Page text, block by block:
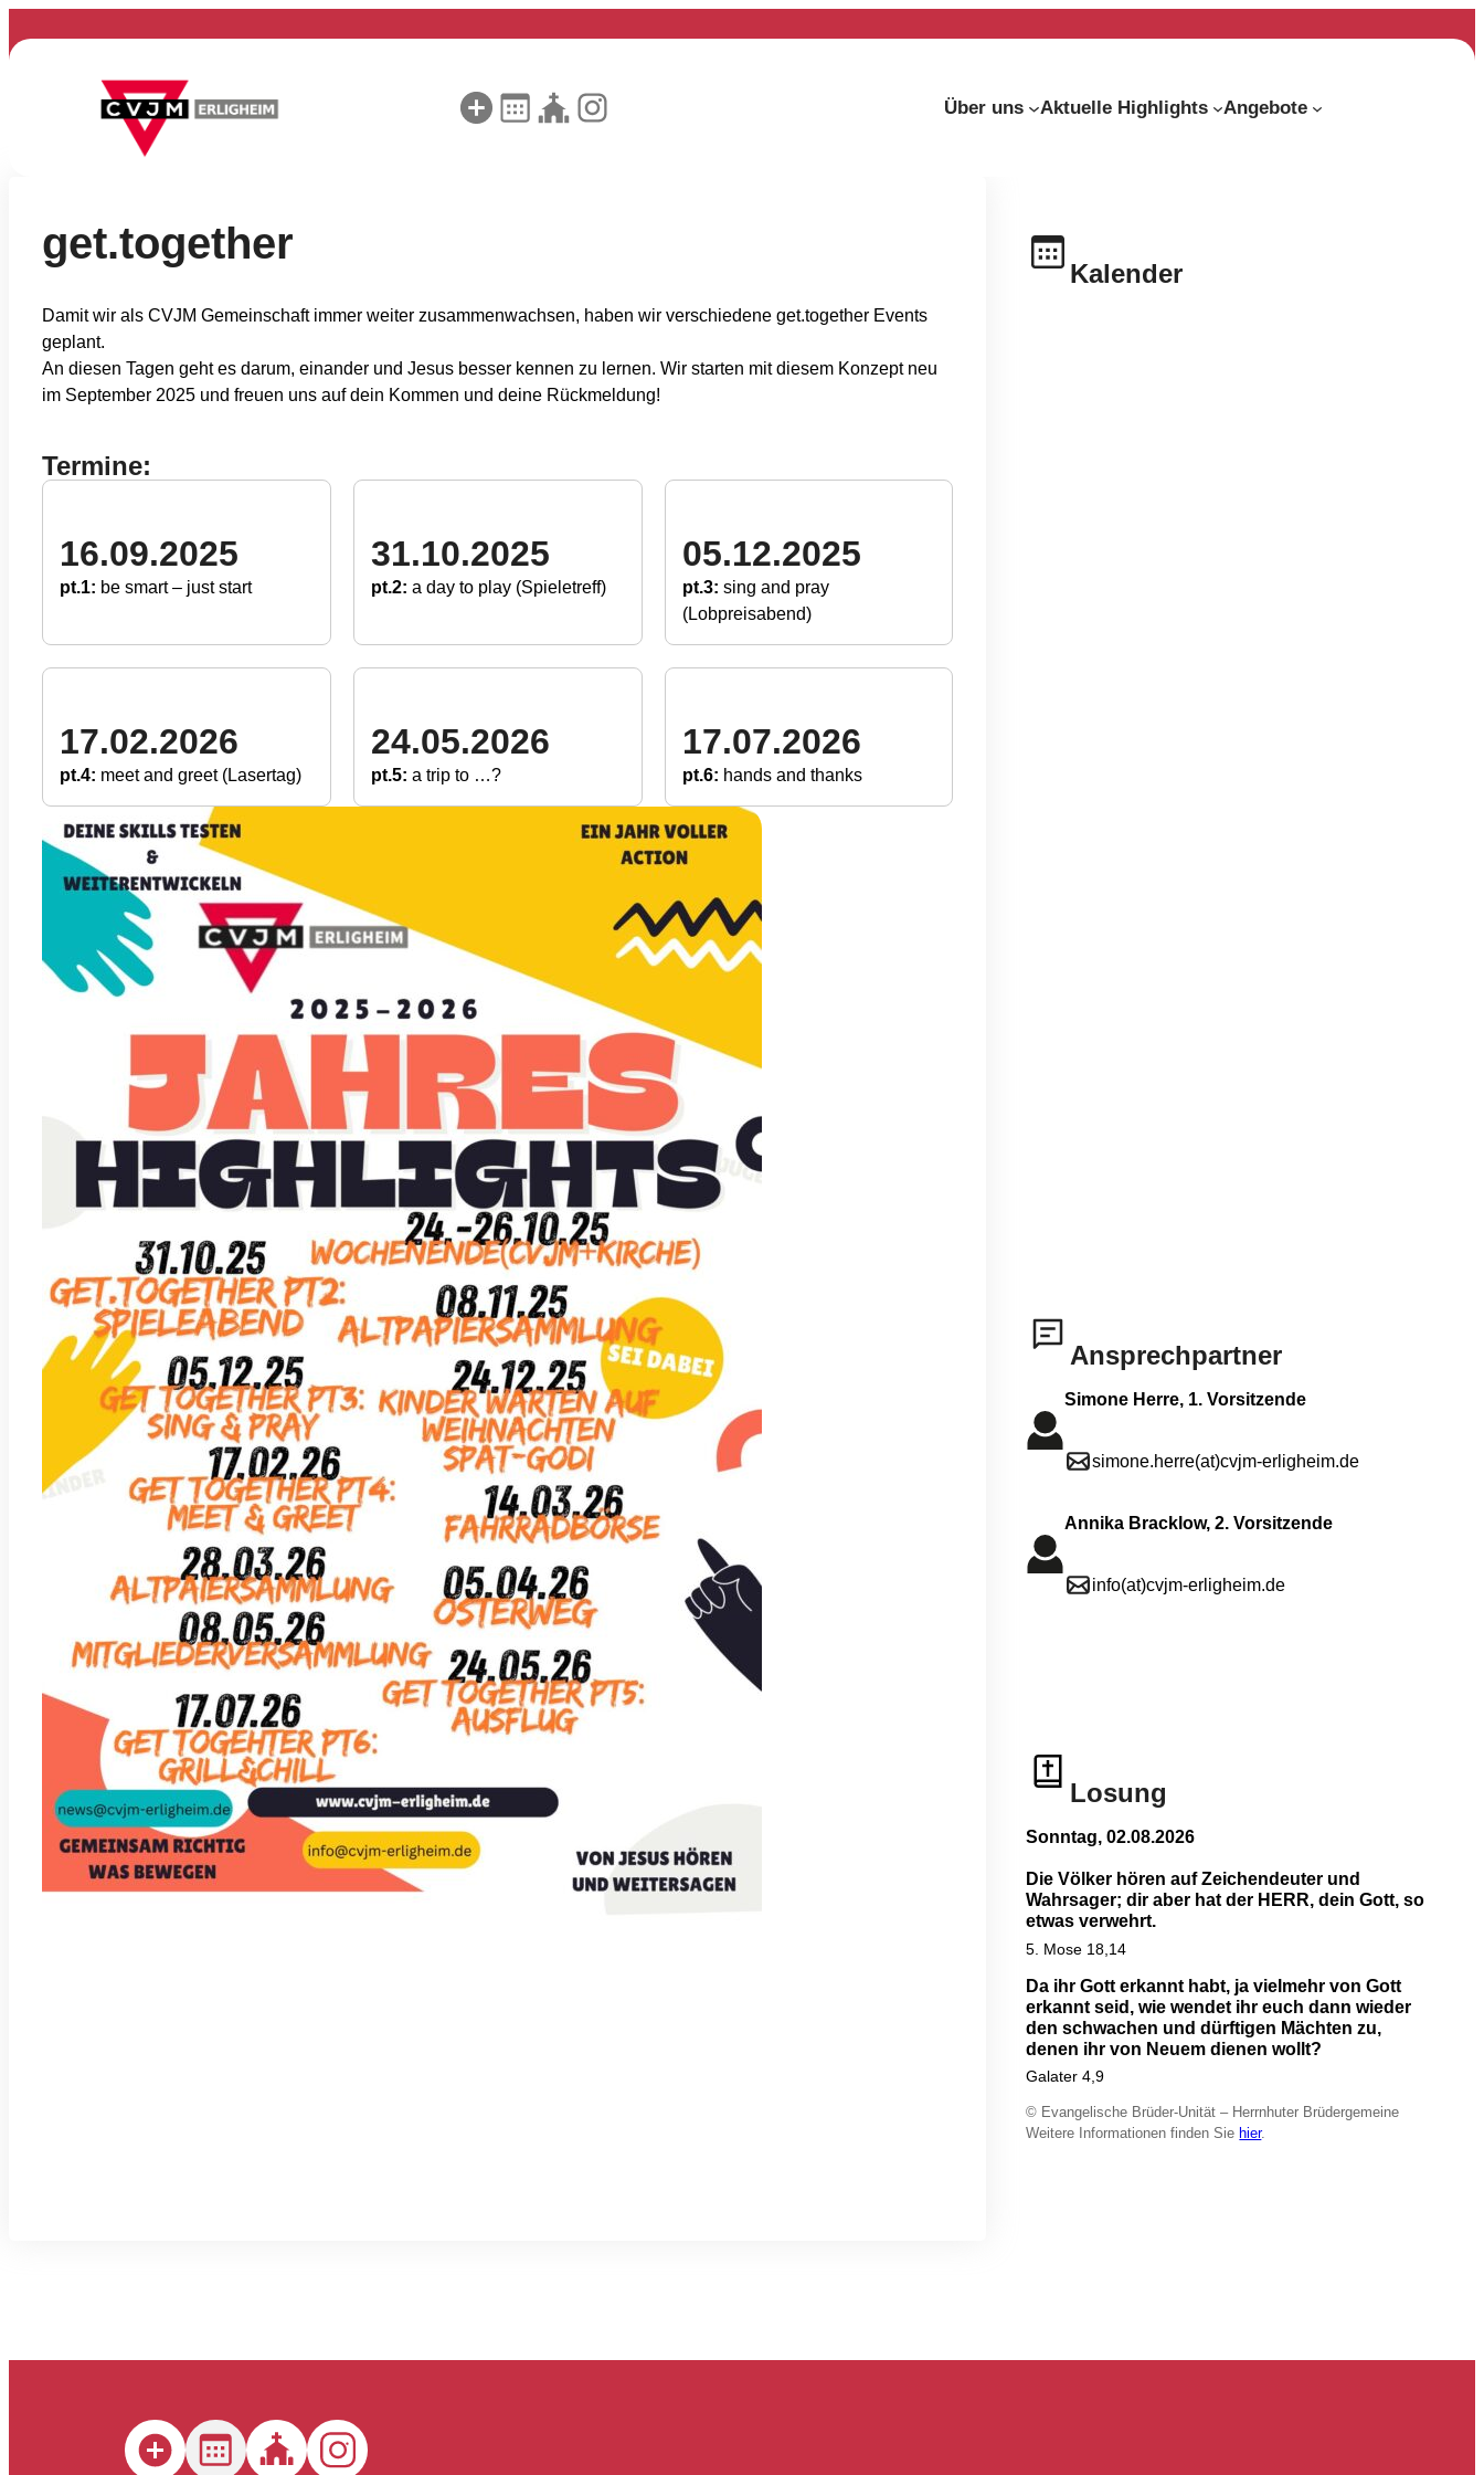
Inhalt
Über uns Aktuelle Highlights Angebote
get.together
Damit wir als CVJM Gemeinschaft immer weiter zusammenwachsen, haben wir verschiedene get.together Events
geplant.
An diesen Tagen geht es darum, einander und Jesus besser kennen zu lernen. Wir starten mit diesem Konzept neu
im September 2025 und freuen uns auf dein Kommen und deine Rückmeldung!
Termine:
16.09.2025
pt.1: be smart – just start
31.10.2025
pt.2: a day to play (Spieletreff)
05.12.2025
pt.3: sing and pray
(Lobpreisabend)
17.02.2026
pt.4: meet and greet (Lasertag)
24.05.2026
pt.5: a trip to …?
17.07.2026
pt.6: hands and thanks
Kalender
Ansprechpartner
Simone Herre, 1. Vorsitzende
simone.herre(at)cvjm-erligheim.de
Annika Bracklow, 2. Vorsitzende
info(at)cvjm-erligheim.de
Losung
Sonntag, 02.08.2026
Die Völker hören auf Zeichendeuter und
Wahrsager; dir aber hat der HERR, dein Gott, so
etwas verwehrt.
5. Mose 18,14
Da ihr Gott erkannt habt, ja vielmehr von Gott
erkannt seid, wie wendet ihr euch dann wieder
den schwachen und dürftigen Mächten zu,
denen ihr von Neuem dienen wollt?
Galater 4,9
© Evangelische Brüder-Unität – Herrnhuter Brüdergemeine
Weitere Informationen finden Sie hier.